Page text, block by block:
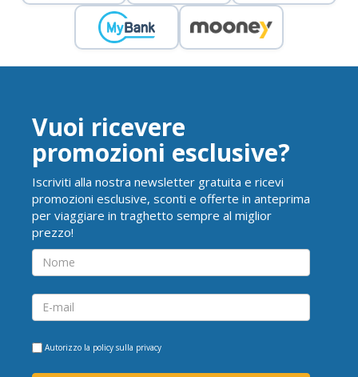
Vuoi ricevere
promozioni esclusive?
Iscriviti alla nostra newsletter gratuita e ricevi
promozioni esclusive, sconti e offerte in anteprima
per viaggiare in traghetto sempre al miglior
prezzo!
Autorizzo la policy sulla privacy